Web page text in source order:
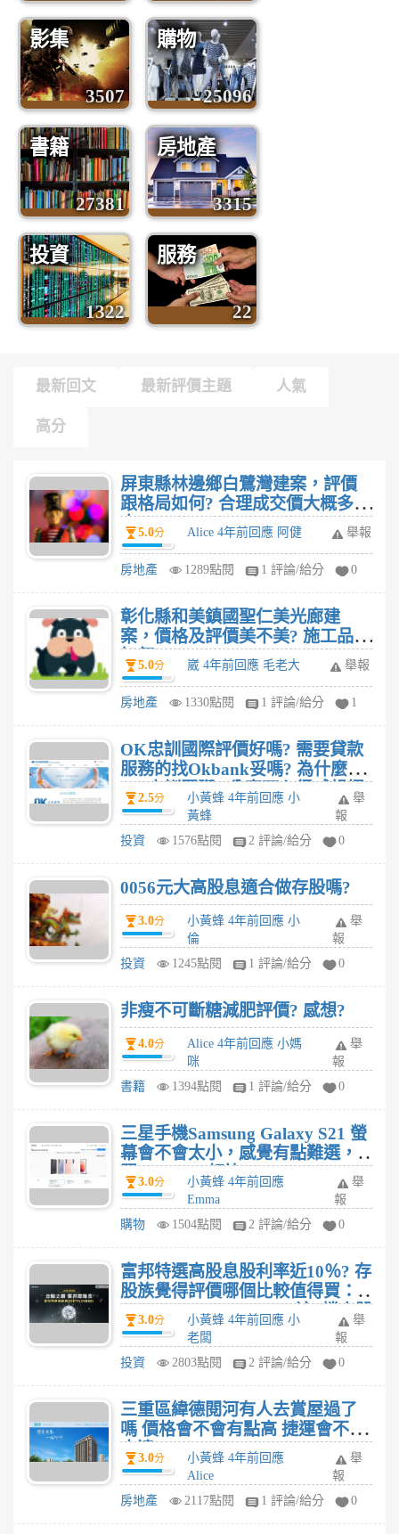
影集
3507
購物
25096
書籍
27381
房地產
3315
投資
1322
服務
22
最新回文 最新評價主題 人氣
高分
屏東縣林邊鄉白鷺灣建案，評價
跟格局如何? 合理成交價大概多
少?5.0分 Alice 4年前回應 阿健 舉報
房地產 1289點閱 1 評論/給分 0
彰化縣和美鎮國聖仁美光廊建
案，價格及評價美不美? 施工品質
如何?
5.0分 崴 4年前回應 毛老大 舉報
房地產 1330點閱 1 評論/給分 1
OK忠訓國際評價好嗎? 需要貸款
服務的找Okbank妥嗎? 為什麼選
OK忠訓國際? 分享下心得感想經
驗
2.5分
小黃蜂 4年前回應 小
黃蜂
舉
報
投資
1576點閱 2 評論/給分 0
0056元大高股息適合做存股嗎?
3.0分
小黃蜂 4年前回應 小
倫
舉
報
投資
1245點閱 1 評論/給分 0
非瘦不可斷糖減肥評價? 感想?
4.0分
Alice 4年前回應 小媽
咪
舉
報
書籍
1394點閱 1 評論/給分 0
三星手機Samsung Galaxy S21 螢
幕會不會太小，感覺有點難選，
跟S21 Ultra相比
3.0分
小黃蜂 4年前回應
Emma
舉
報
購物
1504點閱 2 評論/給分 0
富邦特選高股息股利率近10％? 存
股族覺得評價哪個比較值得買：
00900、0056、00878，這3檔高股
息ETF購買心得?
3.0分
小黃蜂 4年前回應 小
老闆
舉
報
投資
2803點閱 2 評論/給分 0
三重區緯德閱河有人去賞屋過了
嗎 價格會不會有點高 捷運會不會
太遠
3.0分
小黃蜂 4年前回應
Alice
舉
報
房地產
2117點閱 1 評論/給分 0